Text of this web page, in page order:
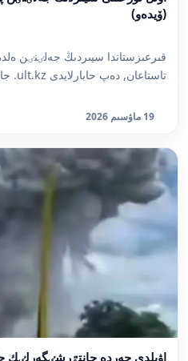
(ۆيدەو)
قىرعىزستاندا سيىردىڭ جەلٸنٸن
تاستاعان, دەپ حابارلايدى ult.kz. جانۋار يەسٸ شىرىلداپ ۆيدە...
19 ماۋسىم 2026